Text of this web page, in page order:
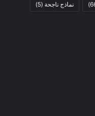
نماذج ناجحة (5)